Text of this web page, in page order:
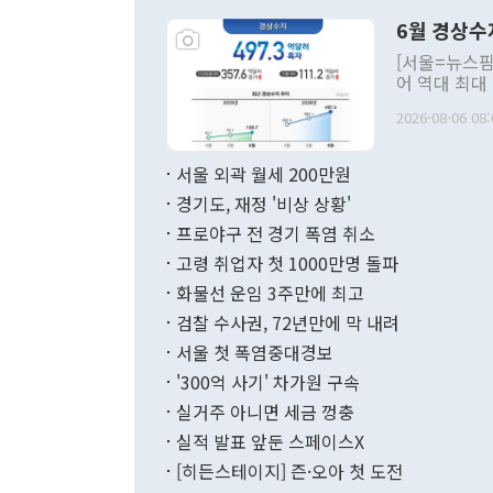
주의적 희망
관의 대북
관 부처 장
관의 무리한
다. [정동영 통일부 장관이 지난달 23일 오후 서울 종로구 정부서울청사에
무너졌다고
함께 4자 대
"우리의 선
6월 경상
[서울=뉴스
어 역대 최
료=한국은행] 한국은행이 6일 발표한 '2026년 6월 국제수지(잠정)'
며 월간 기
196.9% 급
수출은
기록했지만
로 전환됐다.
2026-08-06
서울 외곽 월세 200만원
경기도, 재정 '비상 상황'
프로야구 전 경기 폭염 취소
고령 취업자 첫 1000만명 돌파
화물선 운임 3주만에 최고
검찰 수사권, 72년만에 막 내려
서울 첫 폭염중대경보
'300억 사기' 차가원 구속
실거주 아니면 세금 껑충
실적 발표 앞둔 스페이스X
[히든스테이지] 즌·오아 첫 도전